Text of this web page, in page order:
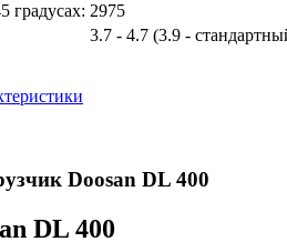
градусах: 2975
3.7 - 4.7 (3.9 -
Doosan DL 400
DL 400